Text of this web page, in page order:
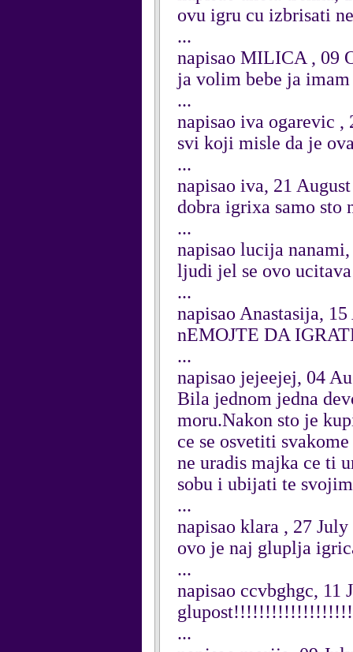
ovu igru cu
...
napisao MILICA , 09
ja volim bebe ja imam
...
napisao iva ogarevic ,
svi koji misle da je
...
napisao iva, 21
dobra igrixa samo sto
...
napisao lucija
ljudi jel se ovo ucitava
...
napisao Anastasija,
nEMOJTE DA
...
napisao jejeejej, 04
Bila jednom jedna
moru.Nakon sto je
ce se osvetiti
ne uradis majka ce ti
sobu i ubijati te
...
napisao klara , 27 July
ovo je naj gluplja
...
napisao ccvbghgc, 11
...